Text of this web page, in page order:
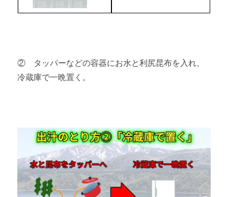
② タッパーなどの容器にお水と利尻昆布を入れ、
冷蔵庫で一晩置く。